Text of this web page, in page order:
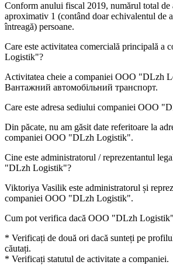
Conform anului fiscal 2019, numărul total de
aproximativ 1 (contând doar echivalentul de
întreagă) persoane.
Care este activitatea comercială principală a
Logistik"?
Activitatea cheie a companiei OOO "DLzh
Вантажний автомобільний транспорт.
Care este adresa sediului companiei OOO
Din păcate, nu am găsit date referitoare la
companiei OOO "DLzh Logistik".
Cine este administratorul / reprezentantul
"DLzh Logistik"?
Viktoriya Vasilik este administratorul și
companiei OOO "DLzh Logistik".
Cum pot verifica dacă OOO "DLzh Logistik"
* Verificați de două ori dacă sunteți pe
căutați.
* Verificați statutul de activitate a companiei.